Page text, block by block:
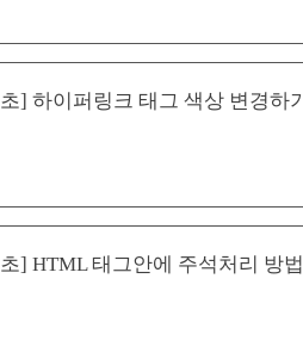
] 하이퍼링크 태그 색상 변경하
] HTML 태그안에 주석처리 방법